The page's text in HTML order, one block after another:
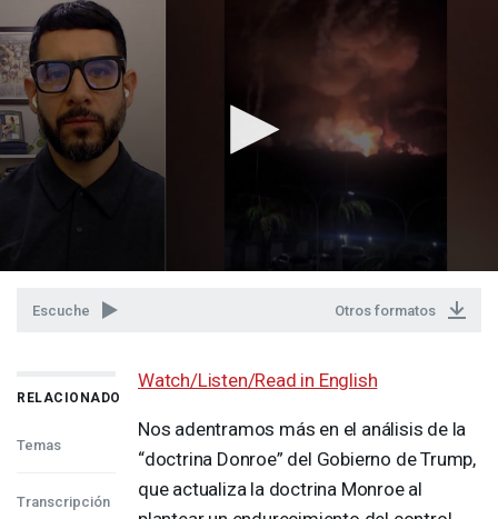
Escuche Otros formatos
RELACIONADO
Temas
Transcripción
Watch/Listen/Read in English
Nos adentramos más en el análisis de la
“doctrina Donroe” del Gobierno de Trump,
que actualiza la doctrina Monroe al